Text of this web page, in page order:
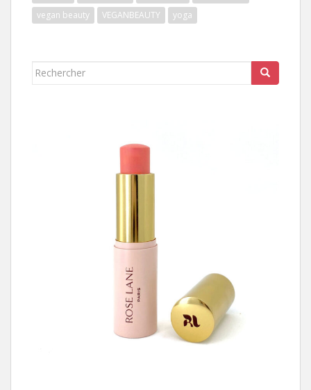
vegan beauty
VEGANBEAUTY yoga
Rechercher...